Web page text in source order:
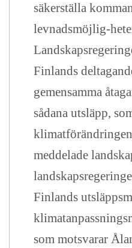
säkerställa
levnadsmöjlig-
Finlands
gemensamma
sådana utsläpp,
meddelade
Finlands
som motsvarar